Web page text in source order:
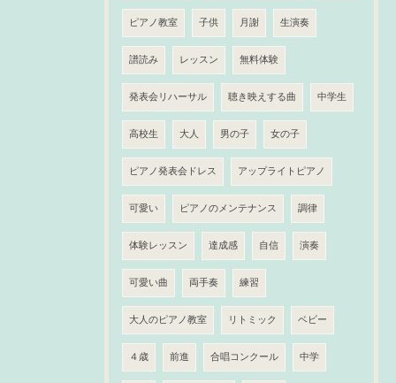
ピアノ教室 子供 月謝 生演奏
譜読み レッスン 無料体験
発表会リハーサル 聴き映えする曲 中学生
高校生 大人 男の子 女の子
ピアノ発表会ドレス アップライトピアノ
可愛い ピアノのメンテナンス 調律
体験レッスン 達成感 自信 演奏
可愛い曲 両手奏 練習
大人のピアノ教室 リトミック ベビー
４歳 前進 合唱コンクール 中学